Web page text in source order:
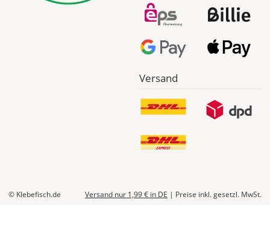
Versand
© Klebefisch.de Versand nur 1,99 € in DE | Preise inkl. gesetzl. MwSt.